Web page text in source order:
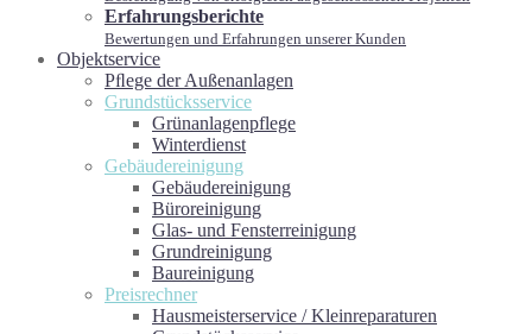
Erfahrungsberichte
Bewertungen und Erfahrungen unserer Kunden
Objektservice
Pﬂege der Außenanlagen
Grundstücksservice
Grünanlagenpflege
Winterdienst
Gebäudereinigung
Gebäudereinigung
Büroreinigung
Glas- und Fensterreinigung
Grundreinigung
Baureinigung
Preisrechner
Hausmeisterservice / Kleinreparaturen